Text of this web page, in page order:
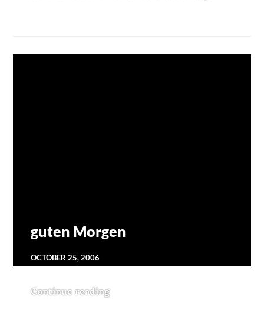
guten Morgen
OCTOBER 25, 2006
Continue readingguten Morgen